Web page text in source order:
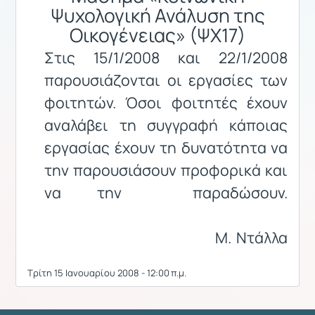
Ψυχολογική Ανάλυση της
Οικογένειας» (ΨΧ17)
Στις 15/1/2008 και 22/1/2008
παρουσιάζονται οι εργασίες των
φοιτητών. Όσοι φοιτητές έχουν
αναλάβει τη συγγραφή κάποιας
εργασίας έχουν τη δυνατότητα να
την παρουσιάσουν προφορικά και
να την
παραδώσουν.
Μ. Ντάλλα
Τρίτη 15 Ιανουαρίου 2008 - 12:00 π.μ.